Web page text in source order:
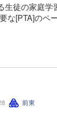
生徒の家庭学
な[PTA]のペ
前東